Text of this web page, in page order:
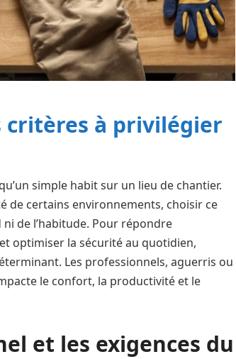
critères à privilégier
simple habit sur un lieu de chantier.
de certains environnements, choisir ce
de l’habitude. Pour répondre
optimiser la sécurité au quotidien,
Les professionnels, aguerris ou
le confort, la productivité et le
et les exigences du